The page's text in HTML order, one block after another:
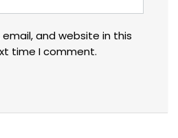
and website in this
time I comment.